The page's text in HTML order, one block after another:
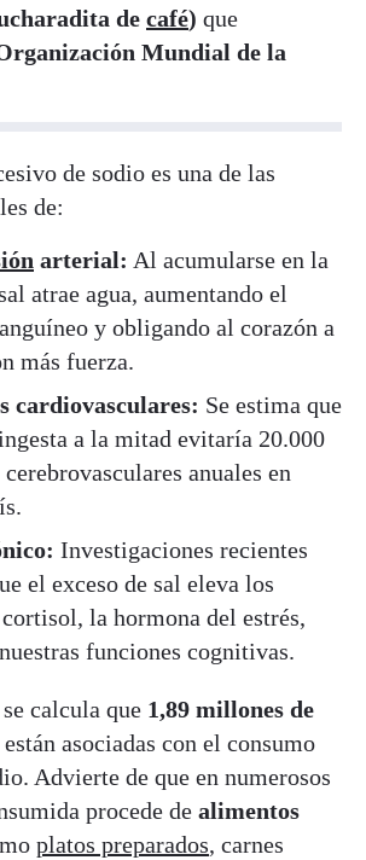
de café) que
Mundial de la
de sodio es una de las
de:
arterial: Al acumularse en la
atrae agua, aumentando el
y obligando al corazón a
más fuerza.
cardiovasculares: Se estima que
a la mitad evitaría 20.000
anuales en
Investigaciones recientes
el exceso de sal eleva los
la hormona del estrés,
funciones cognitivas.
se calcula que 1,89 millones de
asociadas con el consumo
Advierte de que en numerosos
procede de alimentos
platos preparados, carnes